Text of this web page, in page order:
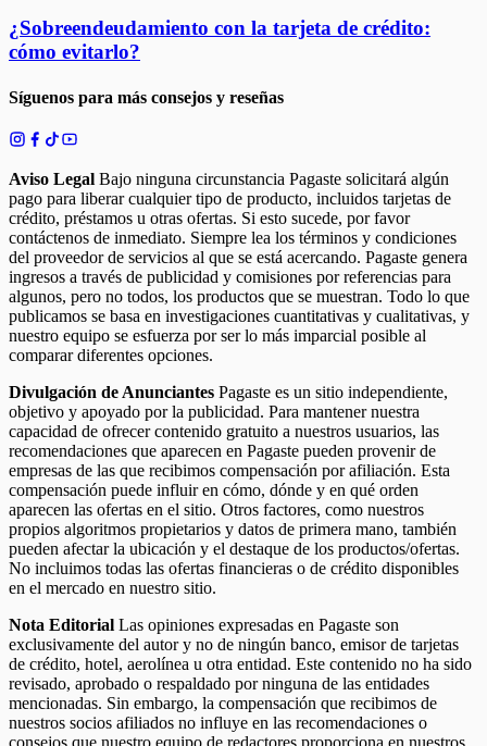
¿Sobreendeudamiento con la tarjeta de crédito:
cómo evitarlo?
Síguenos para más consejos y reseñas
Aviso Legal Bajo ninguna circunstancia Pagaste solicitará algún
pago para liberar cualquier tipo de producto, incluidos tarjetas de
crédito, préstamos u otras ofertas. Si esto sucede, por favor
contáctenos de inmediato. Siempre lea los términos y condiciones
del proveedor de servicios al que se está acercando. Pagaste genera
ingresos a través de publicidad y comisiones por referencias para
algunos, pero no todos, los productos que se muestran. Todo lo que
publicamos se basa en investigaciones cuantitativas y cualitativas, y
nuestro equipo se esfuerza por ser lo más imparcial posible al
comparar diferentes opciones.
Divulgación de Anunciantes Pagaste es un sitio independiente,
objetivo y apoyado por la publicidad. Para mantener nuestra
capacidad de ofrecer contenido gratuito a nuestros usuarios, las
recomendaciones que aparecen en Pagaste pueden provenir de
empresas de las que recibimos compensación por afiliación. Esta
compensación puede influir en cómo, dónde y en qué orden
aparecen las ofertas en el sitio. Otros factores, como nuestros
propios algoritmos propietarios y datos de primera mano, también
pueden afectar la ubicación y el destaque de los productos/ofertas.
No incluimos todas las ofertas financieras o de crédito disponibles
en el mercado en nuestro sitio.
Nota Editorial Las opiniones expresadas en Pagaste son
exclusivamente del autor y no de ningún banco, emisor de tarjetas
de crédito, hotel, aerolínea u otra entidad. Este contenido no ha sido
revisado, aprobado o respaldado por ninguna de las entidades
mencionadas. Sin embargo, la compensación que recibimos de
nuestros socios afiliados no influye en las recomendaciones o
consejos que nuestro equipo de redactores proporciona en nuestros